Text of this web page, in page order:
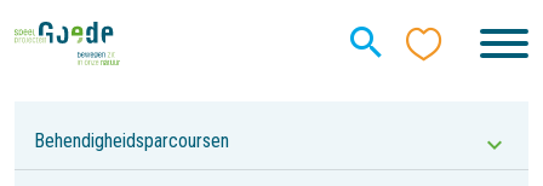
Behendigheidsparcoursen